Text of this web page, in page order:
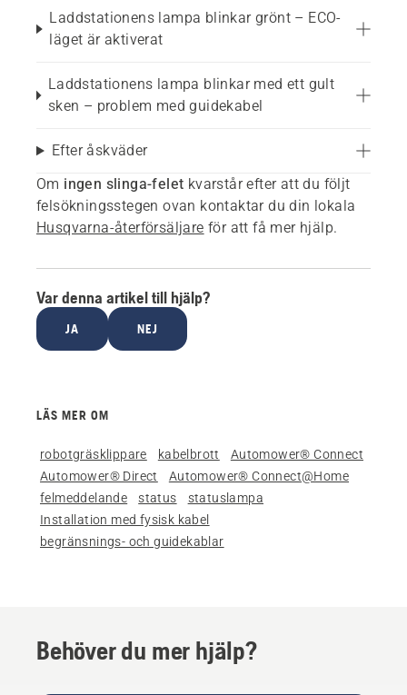
Laddstationens lampa blinkar grönt – ECO-
läget är aktiverat
Laddstationens lampa blinkar med ett gult
sken – problem med guidekabel
Efter åskväder
Om ingen slinga-felet kvarstår efter att du följt
felsökningsstegen ovan kontaktar du din lokala
Husqvarna-återförsäljare för att få mer hjälp.
Var denna artikel till hjälp?
JA NEJ
LÄS MER OM
robotgräsklippare kabelbrott
Automower® Connect
Automower® Direct
Automower® Connect@Home
felmeddelande
status
statuslampa
Installation med fysisk kabel
begränsnings- och guidekablar
Behöver du mer hjälp?